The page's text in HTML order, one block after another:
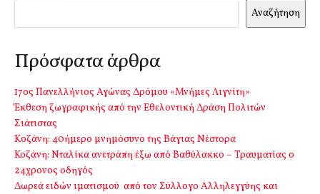
Αναζήτηση
Πρόσφατα άρθρα
17ος Πανελλήνιος Αγώνας Δρόμου «Μνήμες Λιγνίτη»
Έκθεση ζωγραφικής από την Εθελοντική Δράση Πολιτών
Σιάτιστας
Kοζάνη: 40ήμερο μνημόσυνο της Βάγιας Νέστορα
Κοζάνη: Νταλίκα ανετράπη έξω από Βαθύλακκο – Τραυματίας ο
24χρονος οδηγός
Δωρεά ειδών ιματισμού από τον Σύλλογο Αλληλεγγύης και